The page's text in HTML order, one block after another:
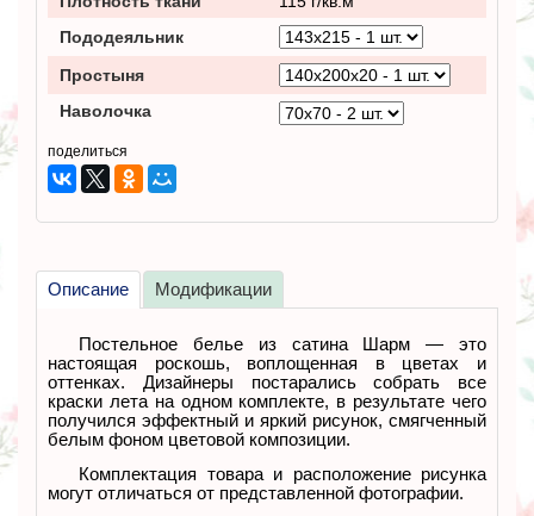
Пододеяльник
Простыня
Наволочка
поделиться
Описание Модификации
Постельное белье из сатина Шарм — это
настоящая роскошь, воплощенная в цветах и
оттенках. Дизайнеры постарались собрать все
краски лета на одном комплекте, в результате чего
получился эффектный и яркий рисунок, смягченный
белым фоном цветовой композиции.
Комплектация товара и расположение рисунка
могут отличаться от представленной фотографии.